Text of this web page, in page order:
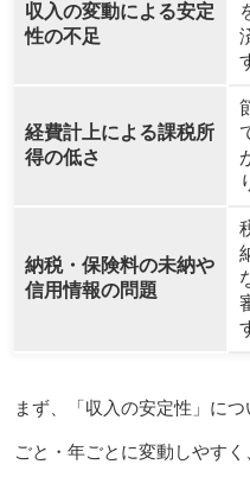
収入の変動による安定
性の不足
経費計上による課税所
得の低さ
納税・保険料の未納や
信用情報の問題
まず、「収入の安定性」に
ごと・年ごとに変動しやす